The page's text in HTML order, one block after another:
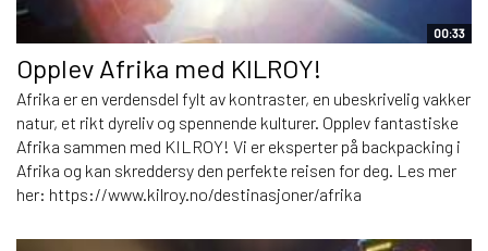
00:33
Opplev Afrika med KILROY!
Afrika er en verdensdel fylt av kontraster, en ubeskrivelig vakker
natur, et rikt dyreliv og spennende kulturer. Opplev fantastiske
Afrika sammen med KILROY! Vi er eksperter på backpacking i
Afrika og kan skreddersy den perfekte reisen for deg. Les mer
her: https://www.kilroy.no/destinasjoner/afrika